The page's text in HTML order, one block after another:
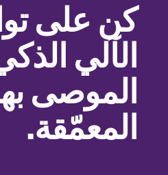
كن على
الآلي
الموصى
المعمّقة.